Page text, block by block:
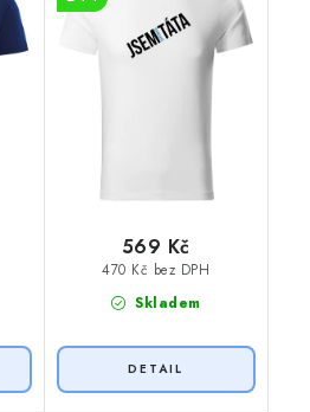
Skladem
470 Kč bez DPH
569 Kč